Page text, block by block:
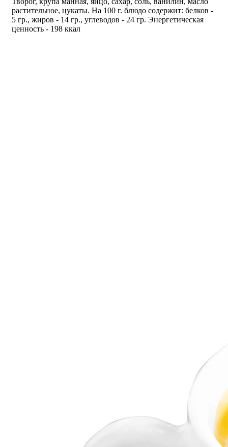
растительное, цукаты. На 100 г. блюдо содержит: белков -
5 гр., жиров - 14 гр., углеводов - 24 гр. Энергетическая
ценность - 198 ккал